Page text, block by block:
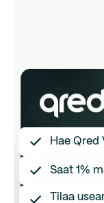
Hae Qred
Saat 1%
Tilaa